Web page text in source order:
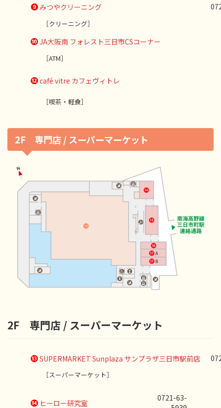
❾ みつやクリーニング
［クリーニング］
❿JA大阪南 フォレスト三日市CSコーナー
［ATM］
⓬café vitre カフェヴィトレ
［喫茶・軽食］
2F 専門店 / スーパーマーケット
2F 専門店 / スーパーマーケット
⓭SUPERMARKET Sunplaza サンプラザ三日市駅前店
［スーパーマーケット］
⓮ ヒーロー研究室
0721-63-